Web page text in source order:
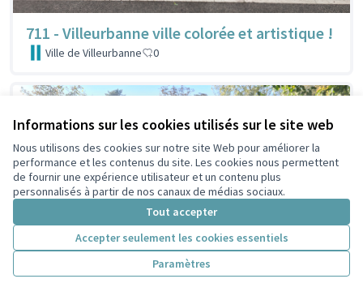
Informations sur les cookies utilisés sur le site web
Nous utilisons des cookies sur notre site Web pour améliorer la
performance et les contenus du site. Les cookies nous permettent
de fournir une expérience utilisateur et un contenu plus
personnalisés à partir de nos canaux de médias sociaux.
Tout accepter
Accepter seulement les cookies essentiels
Paramètres
711 - Villeurbanne ville colorée et artistique !
Ville de Villeurbanne 0